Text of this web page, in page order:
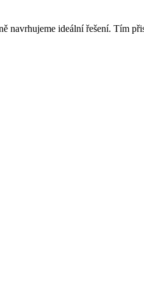
navrhujeme ideální řešení. Tím